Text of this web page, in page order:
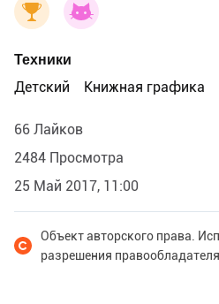
Техники
Детский
Книжная графика
66 Лайков
2484 Просмотра
25 Май 2017, 11:00
Объект авторского права.
разрешения